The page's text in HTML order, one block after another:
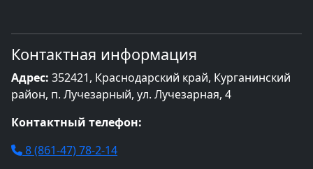
Контактная информация
Адрес: 352421, Краснодарский край, Курганинский
район, п. Лучезарный, ул. Лучезарная, 4
Контактный телефон:
8 (861-47) 78-2-14